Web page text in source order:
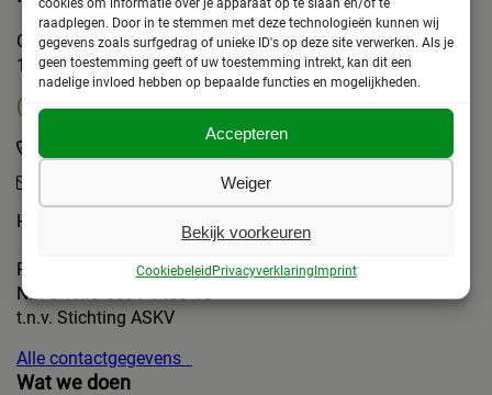
raadplegen. Door in te stemmen met deze technologieën kunnen wij
gegevens zoals surfgedrag of unieke ID's op deze site verwerken. Als je
geen toestemming geeft of uw toestemming intrekt, kan dit een
nadelige invloed hebben op bepaalde functies en mogelijkheden.
Accepteren
Weiger
Bekijk voorkeuren
CookiebeleidPrivacyverklaringImprint
Chris Lebeaustraat 4
1062 DC Amsterdam
(ma t/m vrij 10-17 uur)
Het beste is om eerst te bellen.
Rekeningnummer:
NL75 TRIO 0391 1439 13
t.n.v. Stichting ASKV
Alle contactgegevens
Wat we doen